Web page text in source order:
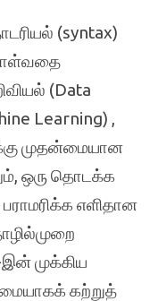
(syntax)
(Data
Learning) ,
முதன்மையான
ஒரு தொடக்க
எளிதான
இன் முக்கிய
கற்றுத்